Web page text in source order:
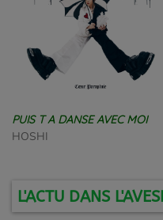
PUIS T A DANSE AVEC MOI
HOSHI
L'ACTU DANS